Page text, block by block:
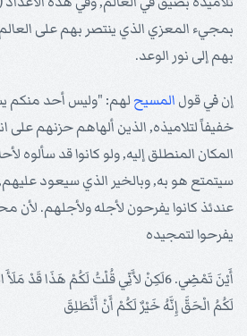
بمجيء المعزي الذي ينتصر بهم على
بهم إلى نور الوعد.
إن في قول المسيح لهم: "وليس أحد منكم
خفيفاً لتلاميذه, الذين ألهاهم حزنهم على
المكان المنطلق إليه, ولو كانوا قد سألوه
سيتمتع هو به, وبالخير الذي سيعود
عندئذ كانوا يفرحون لأجله ولأجلهم. لأن
يفرحوا لتمجيده
لَكُمُ الْحَقَّ إِنَّهُ خَيْرٌ لَكُمْ أَنْ أَنْطَلِقَ